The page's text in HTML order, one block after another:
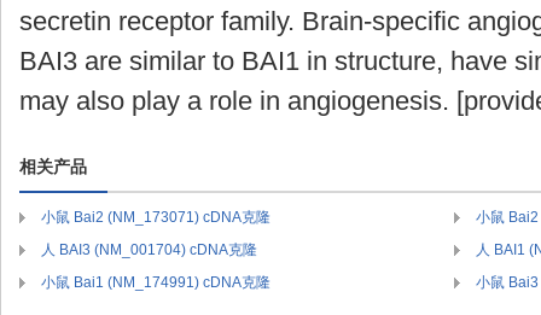
secretin receptor family. Brain-specific
BAI3 are similar to BAI1 in structure, have
may also play a role in angiogenesis.
相关产品
小鼠 Bai2 (NM_173071) cDNA克隆
小鼠
人 BAI3 (NM_001704) cDNA克隆
人 BAI1
小鼠 Bai1 (NM_174991) cDNA克隆
小鼠